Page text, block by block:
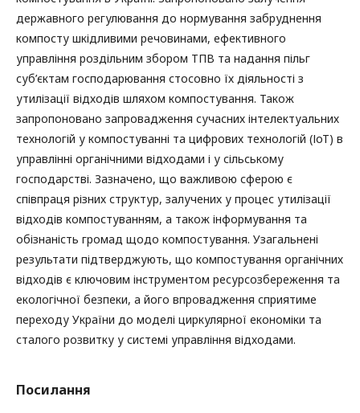
державного регулювання до нормування забруднення
компосту шкідливими речовинами, ефективного
управління роздільним збором ТПВ та надання пільг
суб’єктам господарювання стосовно їх діяльності з
утилізації відходів шляхом компостування. Також
запропоновано запровадження сучасних інтелектуальних
технологій у компостуванні та цифрових технологій (ІоТ) в
управлінні органічними відходами і у сільському
господарстві. Зазначено, що важливою сферою є
співпраця різних структур, залучених у процес утилізації
відходів компостуванням, а також інформування та
обізнаність громад щодо компостування. Узагальнені
результати підтверджують, що компостування органічних
відходів є ключовим інструментом ресурсозбереження та
екологічної безпеки, а його впровадження сприятиме
переходу України до моделі циркулярної економіки та
сталого розвитку у системі управління відходами.
Посилання